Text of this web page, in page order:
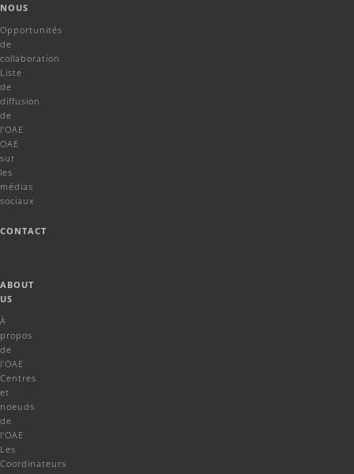
NOUS
Opportunités
de
collaboration
Liste
de
diffusion
de
l'OAE
OAE
sur
les
médias
sociaux
CONTACT
ABOUT
US
À
propos
de
l'OAE
Centres
et
noeuds
de
l'OAE
Les
Coordinateurs